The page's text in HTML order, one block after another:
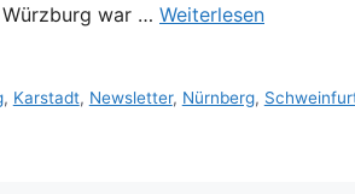
war … Weiterlesen
, Karstadt, Newsletter, Nürnberg,